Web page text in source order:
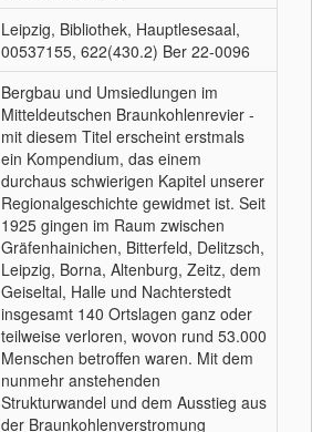
Leipzig, Bibliothek, Hauptlesesaal,
00537155, 622(430.2) Ber 22-0096
Bergbau und Umsiedlungen im
Mitteldeutschen Braunkohlenrevier -
mit diesem Titel erscheint erstmals
ein Kompendium, das einem
durchaus schwierigen Kapitel unserer
Regionalgeschichte gewidmet ist. Seit
1925 gingen im Raum zwischen
Gräfenhainichen, Bitterfeld, Delitzsch,
Leipzig, Borna, Altenburg, Zeitz, dem
Geiseltal, Halle und Nachterstedt
insgesamt 140 Ortslagen ganz oder
teilweise verloren, wovon rund 53.000
Menschen betroffen waren. Mit dem
nunmehr anstehenden
Strukturwandel und dem Ausstieg aus
der Braunkohlenverstromung